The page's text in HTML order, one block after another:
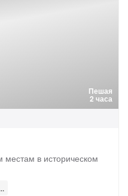
Пешая
2 часа
в историческом